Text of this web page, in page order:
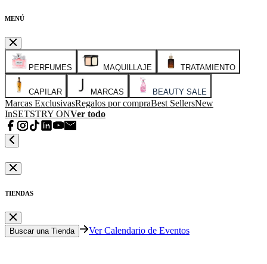
MENÚ
PERFUMES MAQUILLAJE TRATAMIENTO
CAPILAR MARCAS BEAUTY SALE
Marcas ExclusivasRegalos por compraBest SellersNew
InSETSTRY ONVer todo
TIENDAS
Buscar una Tienda Ver Calendario de Eventos